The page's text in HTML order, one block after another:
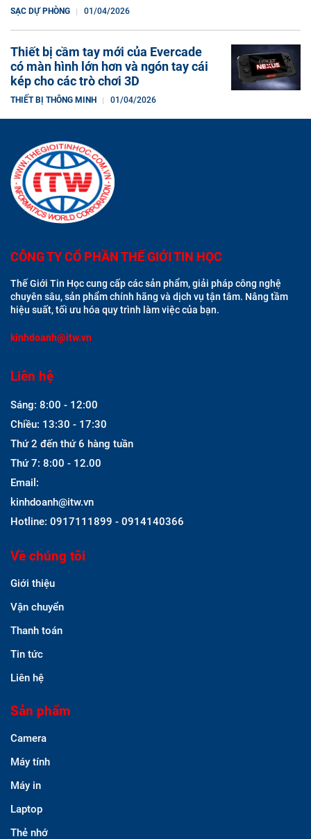
SẠC DỰ PHÒNG 01/04/2026
Thiết bị cầm tay mới của Evercade
có màn hình lớn hơn và ngón tay cái
kép cho các trò chơi 3D
THIẾT BỊ THÔNG MINH 01/04/2026
CÔNG TY CỔ PHẦN THẾ GIỚI TIN HỌC
Thế Giới Tin Học cung cấp các sản phẩm, giải pháp công nghệ
chuyên sâu, sản phẩm chính hãng và dịch vụ tận tâm. Nâng tầm
hiệu suất, tối ưu hóa quy trình làm việc của bạn.
kinhdoanh@itw.vn
Liên hệ
Sáng: 8:00 - 12:00
Chiều: 13:30 - 17:30
Thứ 2 đến thứ 6 hàng tuần
Thứ 7: 8:00 - 12.00
Email:
kinhdoanh@itw.vn
Hotline: 0917111899 - 0914140366
Về chúng tôi
Giới thiệu
Vận chuyển
Thanh toán
Tin tức
Liên hệ
Sản phẩm
Camera
Máy tính
Máy in
Laptop
Thẻ nhớ